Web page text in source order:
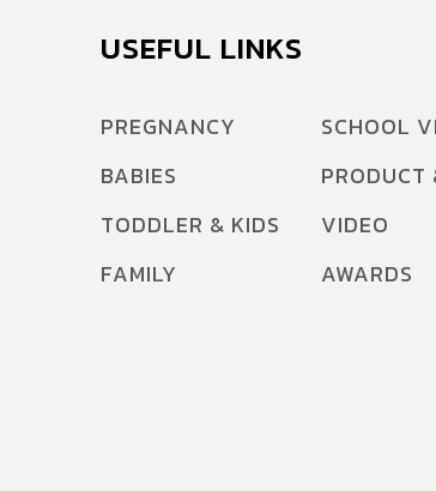
USEFUL LINKS
PREGNANCY
BABIES
TODDLER & KIDS
FAMILY
SCHOOL
PRODUCT
VIDEO
AWARDS